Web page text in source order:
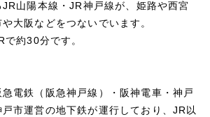
山陽本線・JR神戸線が、姫路や西宮
大阪などをつないでいます。
約30分です。
電鉄（阪急神戸線）・阪神電車・神戸
市運営の地下鉄が運行しており、JR以